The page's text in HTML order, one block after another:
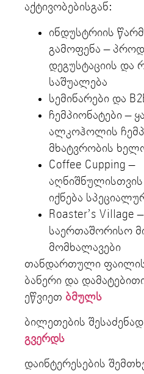
აქტივობებისგან:
ინდუსტრიის
გამოფენა –
დეგუსტაციის და
საშუალება
სემინარები და
ჩემპიონატები –
ალკოჰოლის
მხატვრობის
Coffee Cupping –
იქნება
Roaster’s
საერთაშორისო
მომხალავები
თანდართული
ბანერი და
ეწვიეთ ბმულს
ბილეთების
გვერდს
დაინტერესების